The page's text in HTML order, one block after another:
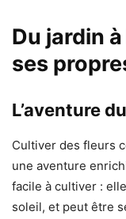
Du jardin
ses
L’aventure
Cultiver des fleurs
une aventure
facile à cultiver :
soleil, et peut être